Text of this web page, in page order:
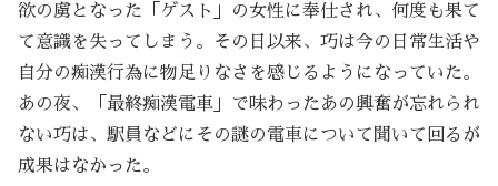
欲の虜となった「ゲスト」の女性に奉仕され、何度も果て
て意識を失ってしまう。その日以来、巧は今の日常生活や
自分の痴漢行為に物足りなさを感じるようになっていた。
あの夜、「最終痴漢電車」で味わったあの興奮が忘れられ
ない巧は、駅員などにその謎の電車について聞いて回るが
成果はなかった。